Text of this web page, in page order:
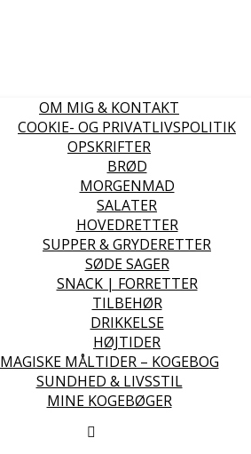
OM MIG & KONTAKT
COOKIE- OG PRIVATLIVSPOLITIK
OPSKRIFTER
BRØD
MORGENMAD
SALATER
HOVEDRETTER
SUPPER & GRYDERETTER
SØDE SAGER
SNACK | FORRETTER
TILBEHØR
DRIKKELSE
HØJTIDER
MAGISKE MÅLTIDER – KOGEBOG
SUNDHED & LIVSSTIL
MINE KOGEBØGER